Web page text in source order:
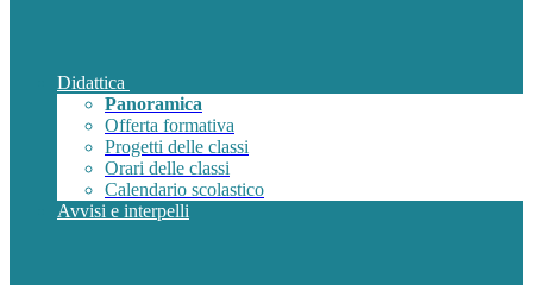
Didattica
Panoramica
Offerta formativa
Progetti delle classi
Orari delle classi
Calendario scolastico
Avvisi e interpelli